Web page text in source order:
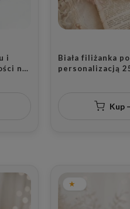
i
na
Biała filiżanka
personalizacją
Kup